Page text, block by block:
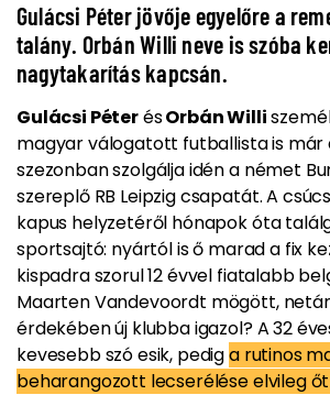
Gulácsi Péter jövője egyelőre a
talány. Orbán Willi neve is szóba
nagytakarítás kapcsán.
Gulácsi PéterésOrbán Willi
magyar válogatott futballista is már
szezonban szolgálja idén a német
szereplő RB Leipzig csapatát. A
kapus helyzetéről hónapok óta
sportsajtó: nyártól is ő marad a fix
kispadra szorul 12 évvel fiatalabb
Maarten Vandevoordt mögött,
érdekében új klubba igazol? A 32
kevesebb szó esik, pediga rutinos
beharangozott lecserélése elvileg